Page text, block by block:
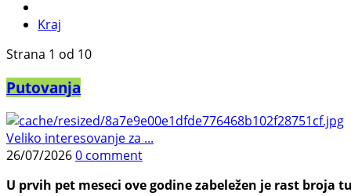
Kraj
Strana 1 od 10
Putovanja
Veliko interesovanje za ...
26/07/20260 comment
U prvih pet meseci ove godine zabeležen je rast